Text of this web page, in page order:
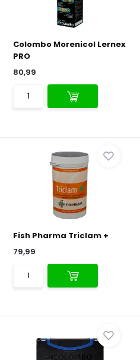
Colombo Morenicol Lernex
PRO
80,99
Fish Pharma Triclam +
79,99